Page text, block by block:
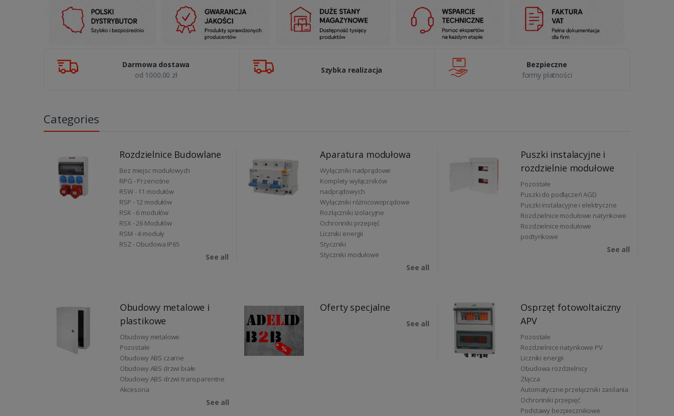
Darmowa dostawa
od 1000.00 zł
Szybka realizacja
Bezpieczne
formy płatności
Categories
Rozdzielnice Budowlane
Bez miejsc modułowych
RPG - Przenośne
RSW - 11 modułów
RSP - 12 modułów
RSK - 6 modułów
RSX - 26 Modułów
RSM - 4 moduły
RSZ - Obudowa IP65
See all
Aparatura modułowa
Wyłączniki nadprądowe
Komplety wyłączników
nadprądowych
Wyłączniki różnicowoprądowe
Rozłączniki izolacyjne
Ochronniki przepięć
Liczniki energii
Styczniki
Styczniki modułowe
See all
Puszki instalacyjne i
rozdzielnie modułowe
Pozostałe
Puszki do podłączeń AGD
Puszki instalacyjne i elektryczne
Rozdzielnice modułowe natynkowe
Rozdzielnice modułowe
podtynkowe
See all
Obudowy metalowe i
plastikowe
Obudowy metalowe
Pozostałe
Obudowy ABS czarne
Obudowy ABS drzwi białe
Obudowy ABS drzwi transparentne
Akcesoria
See all
Oferty specjalne
See all
Osprzęt fotowoltaiczny
APV
Pozostałe
Rozdzielnice natynkowe PV
Liczniki energii
Obudowa rozdzielnicy
Złącza
Automatyczne przełączniki zasilania
Ochronniki przepięć
Podstawy bezpiecznikowe